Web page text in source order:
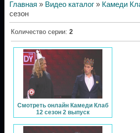
Главная » Видео каталог» Камеди
сезон
Количество серии: 2
Смотреть онлайн Камеди Клаб
12 сезон 2 выпуск